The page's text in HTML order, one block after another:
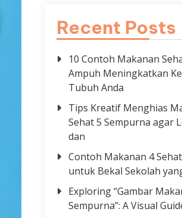
Recent Posts
10 Contoh Makanan
Ampuh Meningkatkan
Tubuh Anda
Tips Kreatif Menghias
Sehat 5 Sempurna agar
dan
Contoh Makanan 4
untuk Bekal Sekolah
Exploring “Gambar
Sempurna”: A Visual